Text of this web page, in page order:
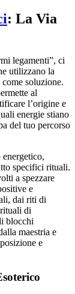
: La Via
legamenti”, ci
utilizzano la
soluzione.
al
l’origine e
energie stiano
del tuo percorso
specifici rituali.
a spezzare
e
dai riti di
di
blocchi
maestria e
e